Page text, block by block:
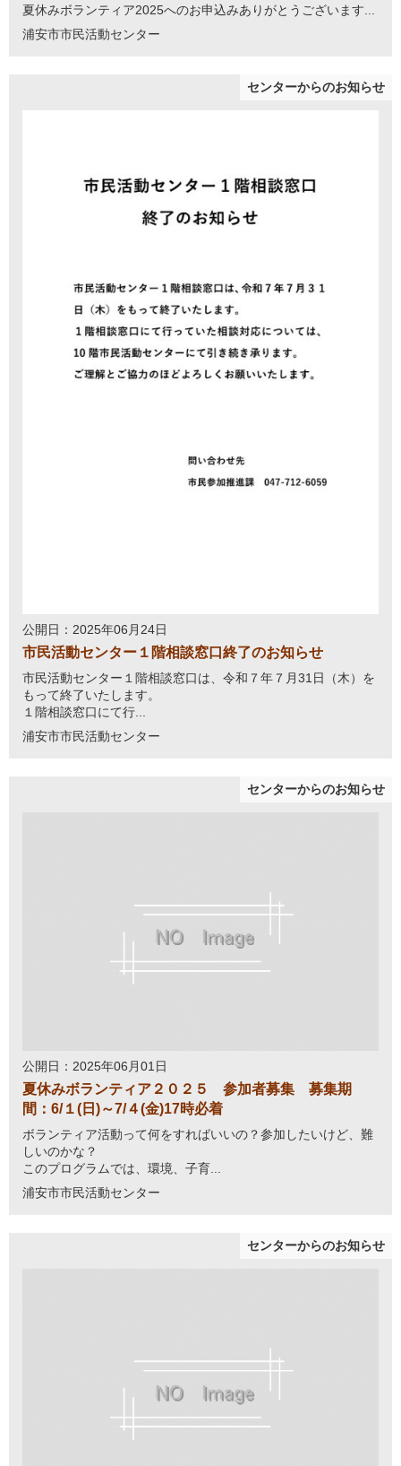
夏休みボランティア2025へのお申込みありがとうございます...
浦安市市民活動センター
センターからのお知らせ
公開日：2025年06月24日
市民活動センター１階相談窓口終了のお知らせ
市民活動センター１階相談窓口は、令和７年７月31日（木）を
もって終了いたします。
１階相談窓口にて行...
浦安市市民活動センター
センターからのお知らせ
公開日：2025年06月01日
夏休みボランティア２０２５ 参加者募集 募集期
間：6/１(日)～7/４(金)17時必着
ボランティア活動って何をすればいいの？参加したいけど、難
しいのかな？
このプログラムでは、環境、子育...
浦安市市民活動センター
センターからのお知らせ